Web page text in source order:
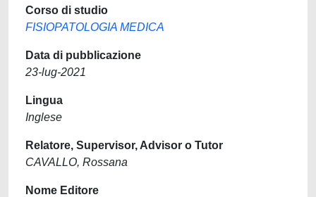
Corso di studio
FISIOPATOLOGIA MEDICA
Data di pubblicazione
23-lug-2021
Lingua
Inglese
Relatore, Supervisor, Advisor o Tutor
CAVALLO, Rossana
Nome Editore